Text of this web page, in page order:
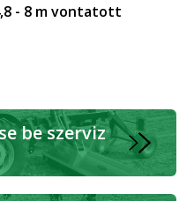
- 8 m vontatott
be szerviz